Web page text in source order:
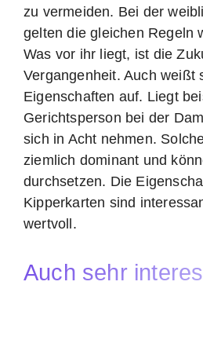
zu vermeiden. Bei der
gelten die gleichen Regeln
Was vor ihr liegt, ist die
Vergangenheit. Auch weißt
Eigenschaften auf. Liegt
Gerichtsperson bei der
sich in Acht nehmen.
ziemlich dominant und
durchsetzen. Die
Kipperkarten sind
wertvoll.
Auch sehr